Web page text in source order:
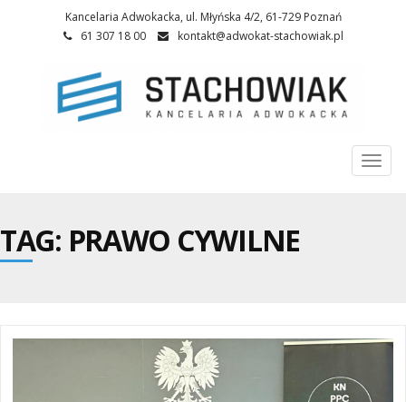
Kancelaria Adwokacka, ul. Młyńska 4/2, 61-729 Poznań
61 307 18 00
kontakt@adwokat-stachowiak.pl
TAG: PRAWO CYWILNE